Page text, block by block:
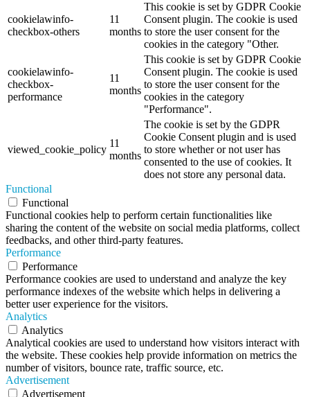
cookielawinfo-
checkbox-others
11
months
This cookie is set by GDPR Cookie
Consent plugin. The cookie is used
to store the user consent for the
cookies in the category "Other.
cookielawinfo-
checkbox-
performance
11
months
This cookie is set by GDPR Cookie
Consent plugin. The cookie is used
to store the user consent for the
cookies in the category
"Performance".
viewed_cookie_policy
11
months
The cookie is set by the GDPR
Cookie Consent plugin and is used
to store whether or not user has
consented to the use of cookies. It
does not store any personal data.
Functional
Functional
Functional cookies help to perform certain functionalities like
sharing the content of the website on social media platforms, collect
feedbacks, and other third-party features.
Performance
Performance
Performance cookies are used to understand and analyze the key
performance indexes of the website which helps in delivering a
better user experience for the visitors.
Analytics
Analytics
Analytical cookies are used to understand how visitors interact with
the website. These cookies help provide information on metrics the
number of visitors, bounce rate, traffic source, etc.
Advertisement
Advertisement